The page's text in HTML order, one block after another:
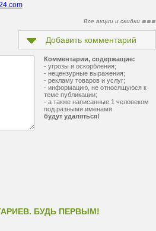
Все акции и скидки
Добавить комментарий
Комментарии, содержащие:
- угрозы и оскорбления;
- нецензурные выражения;
- рекламу товаров и услуг;
- информацию, не относящуюся к
теме публикации;
- а также написанные 1 человеком
под разными именами
будут удаляться!
БУДЬ ПЕРВЫМ!